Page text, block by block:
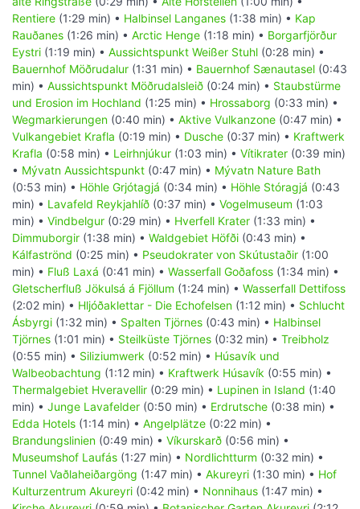
Rentiere (1:29 min) • Halbinsel Langanes (1:38 min) • Kap
Rauðanes (1:26 min) • Arctic Henge (1:18 min) • Borgarfjörður
Eystri (1:19 min) • Aussichtspunkt Weißer Stuhl (0:28 min) •
Bauernhof Möðrudalur (1:31 min) • Bauernhof Sænautasel (0:43
min) • Aussichtspunkt Möðrudalsleið (0:24 min) • Staubstürme
und Erosion im Hochland (1:25 min) • Hrossaborg (0:33 min) •
Wegmarkierungen (0:40 min) • Aktive Vulkanzone (0:47 min) •
Vulkangebiet Krafla (0:19 min) • Dusche (0:37 min) • Kraftwerk
Krafla (0:58 min) • Leirhnjúkur (1:03 min) • Vítikrater (0:39 min)
• Mývatn Aussichtspunkt (0:47 min) • Mývatn Nature Bath
(0:53 min) • Höhle Grjótagjá (0:34 min) • Höhle Stóragjá (0:43
min) • Lavafeld Reykjahlíð (0:37 min) • Vogelmuseum (1:03
min) • Vindbelgur (0:29 min) • Hverfell Krater (1:33 min) •
Dimmuborgir (1:38 min) • Waldgebiet Höfði (0:43 min) •
Kálfaströnd (0:25 min) • Pseudokrater von Skútustaðir (1:00
min) • Fluß Laxá (0:41 min) • Wasserfall Goðafoss (1:34 min) •
Gletscherfluß Jökulsá á Fjöllum (1:24 min) • Wasserfall Dettifoss
(2:02 min) • Hljóðaklettar - Die Echofelsen (1:12 min) • Schlucht
Ásbyrgi (1:32 min) • Spalten Tjörnes (0:43 min) • Halbinsel
Tjörnes (1:01 min) • Steilküste Tjörnes (0:32 min) • Treibholz
(0:55 min) • Siliziumwerk (0:52 min) • Húsavík und
Walbeobachtung (1:12 min) • Kraftwerk Húsavík (0:55 min) •
Thermalgebiet Hveravellir (0:29 min) • Lupinen in Island (1:40
min) • Junge Lavafelder (0:50 min) • Erdrutsche (0:38 min) •
Edda Hotels (1:14 min) • Angelplätze (0:22 min) •
Brandungslinien (0:49 min) • Víkurskarð (0:56 min) •
Museumshof Laufás (1:27 min) • Nordlichtturm (0:32 min) •
Tunnel Vaðlaheiðargöng (1:47 min) • Akureyri (1:30 min) • Hof
Kulturzentrum Akureyri (0:42 min) • Nonnihaus (1:47 min) •